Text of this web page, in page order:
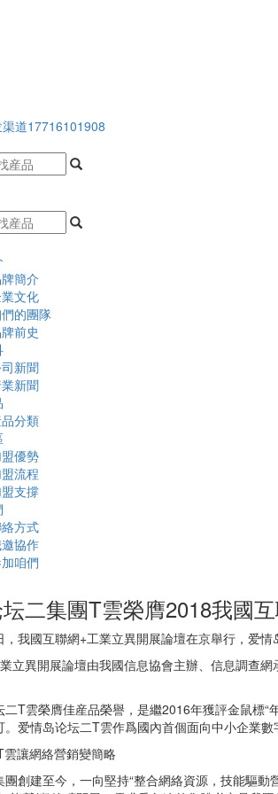
道17716101908
簡介
文化
的團隊
前史
新聞
新聞
分類
優勢
流程
支撐
方式
協作
咱們
二集團T雲榮膺2018我國
我國互聯網+工業立異開展論壇在京舉行，爱情
立異開展論壇由我國信息協會主辦、信息調查
二T雲榮膺佳産品榮譽，是繼2016年獲評金鼠標
爱情岛论坛二T雲作爲國內首個面向中小企業
讓網絡營銷變簡略
團創建至今，一向堅持“整合網絡資源，技能驅